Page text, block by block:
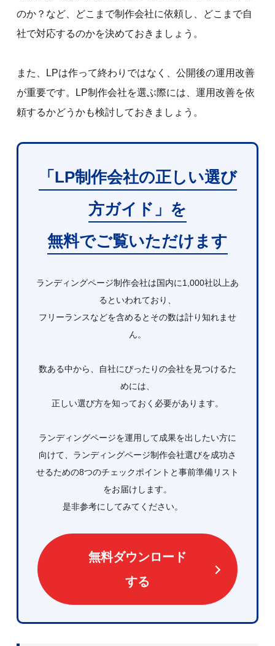
のか？など、どこまで制作会社に依頼し、どこまで自
社で対応するのかを決めておきましょう。
また、LPは作って終わりではなく、公開後の運用改善
が重要です。LP制作会社を選ぶ際には、運用改善を依
頼するかどうかも検討しておきましょう。
「LP制作会社の正しい選び
方ガイド」を
無料でご覧いただけます
ランディングページ制作会社は国内に1,000社以上あ
るといわれており、
フリーランスなどを含めるとその数は計り知れませ
ん。
数ある中から、自社にぴったりの会社を見つけるた
めには、
正しい選び方を知っておく必要があります。
ランディングページを運用して成果を出したい方に
向けて、ランディングページ制作会社選びを成功さ
せるための8つのチェックポイントと事前準備リスト
をお届けします。
是非参考にしてみてください。
無料ダウンロード
する